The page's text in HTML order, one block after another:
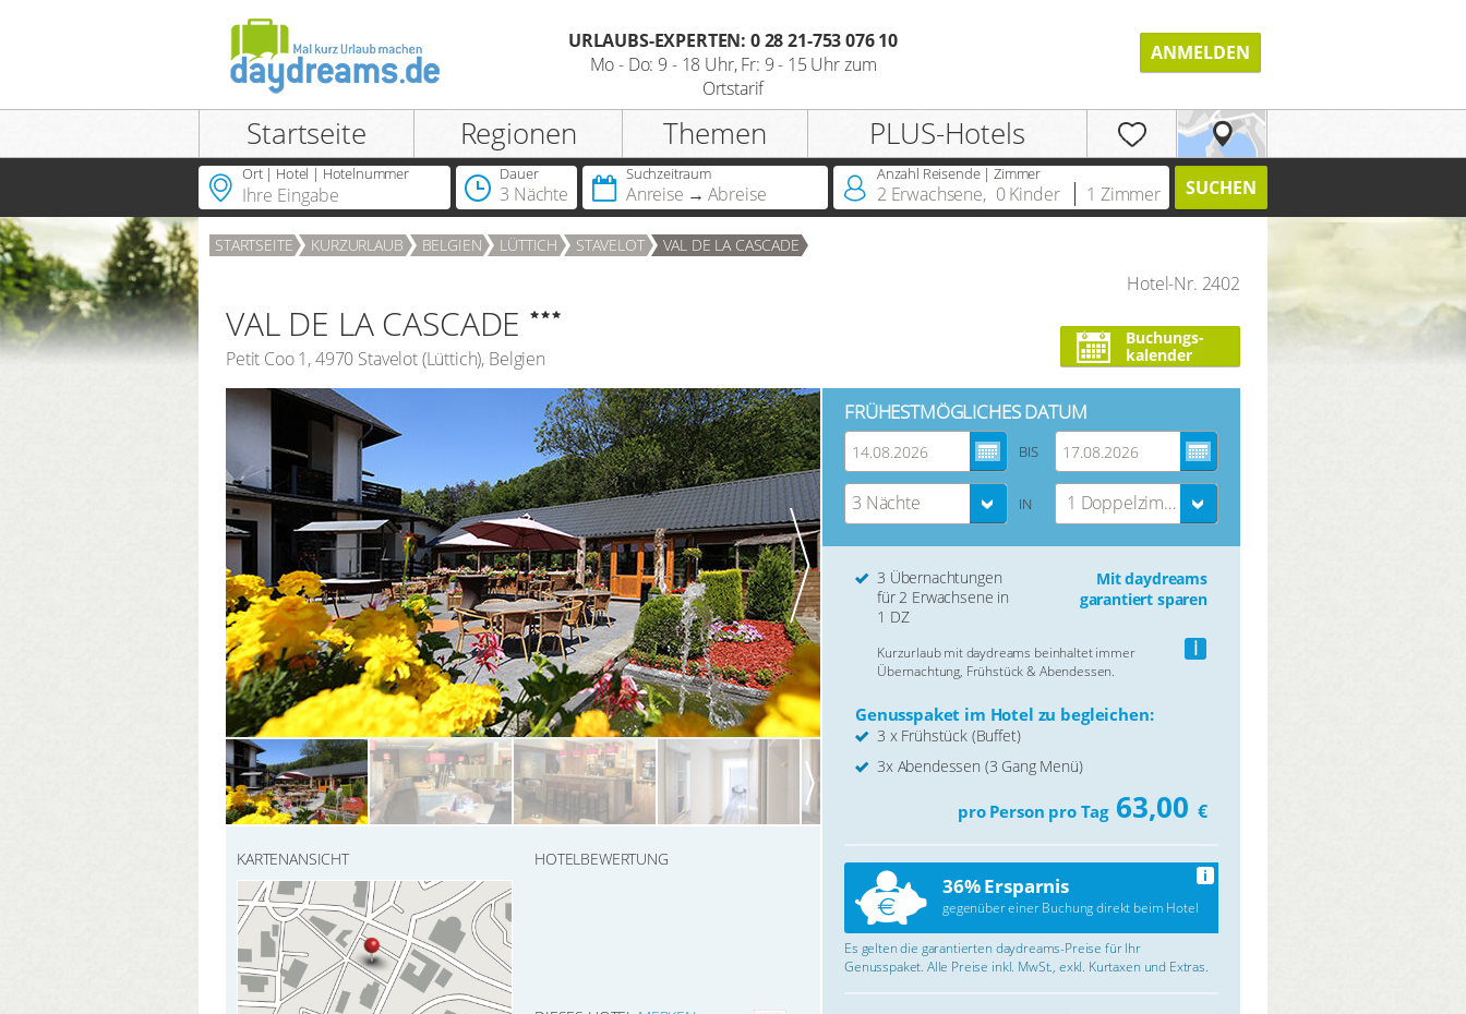
ANMELDEN
Passwort vergessen?
Sie besitzen bereits eine
Jahreskarte?
URLAUBS-EXPERTEN: 0 28 21-753 076 10
Mo - Do: 9 - 18 Uhr, Fr: 9 - 15 Uhr zum
Ortstarif
ANMELDEN
Startseite Regionen Themen PLUS-Hotels
Ort | Hotel | Hotelnummer Dauer
3 Nächte
Suchzeitraum
Anreise Abreise
Anzahl Reisende | Zimmer
2 Erwachsene, 0 Kinder 1 Zimmer SUCHEN
STARTSEITE KURZURLAUB BELGIEN LÜTTICH STAVELOT VAL DE LA CASCADE
Hotel-Nr. 2402
VAL DE LA CASCADE
Petit Coo 1,4970 Stavelot(Lüttich), Belgien
Buchungs-
kalender
KARTENANSICHT HOTELBEWERTUNG
FRÜHESTMÖGLICHES DATUM
BIS
3 Nächte IN 1 Doppelzimmer
3 Übernachtungen
für 2 Erwachsene in
1 DZ
Mit daydreams
garantiert sparen
i
Kurzurlaub mit daydreams beinhaltet immer
Übernachtung, Frühstück & Abendessen.
Genusspaket im Hotel zu begleichen:
3 x Frühstück (Buffet)
3x Abendessen (3 Gang Menü)
pro Person pro Tag63,00 €
36% Ersparnis
gegenüber einer Buchung direkt beim Hotel
i
Es gelten die garantierten daydreams-Preise für Ihr
Genusspaket. Alle Preise inkl. MwSt., exkl. Kurtaxen und Extras.